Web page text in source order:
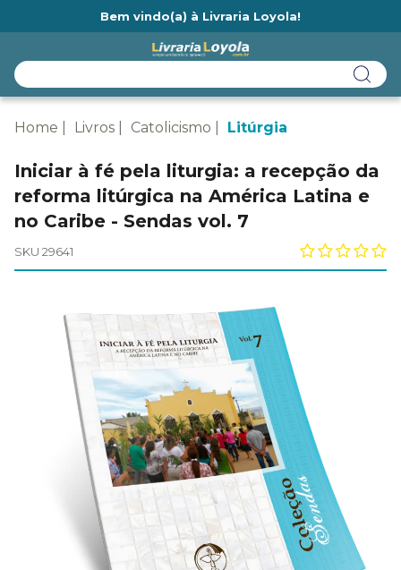
Bem vindo(a) à Livraria Loyola!
Home Livros Catolicismo Litúrgia
Iniciar à fé pela liturgia: a recepção da
reforma litúrgica na América Latina e
no Caribe - Sendas vol. 7
SKU 29641